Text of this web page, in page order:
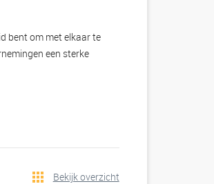
bent om met elkaar te
een sterke
Bekijk overzicht